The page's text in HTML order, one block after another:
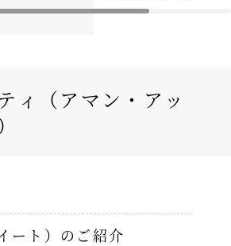
ィ（アマン・アッ
ート）のご紹介